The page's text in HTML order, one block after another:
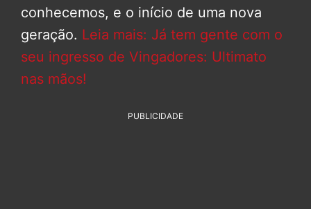
conhecemos, e o início de uma nova
geração. Leia mais: Já tem gente com o
seu ingresso de Vingadores: Ultimato
nas mãos!
PUBLICIDADE